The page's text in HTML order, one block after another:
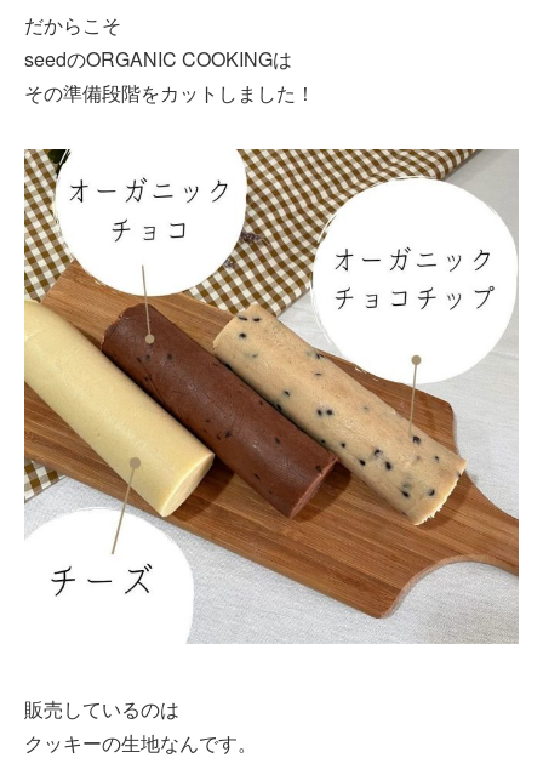
だからこそ
seedのORGANIC COOKINGは
その準備段階をカットしました！
販売しているのは
クッキーの生地なんです。